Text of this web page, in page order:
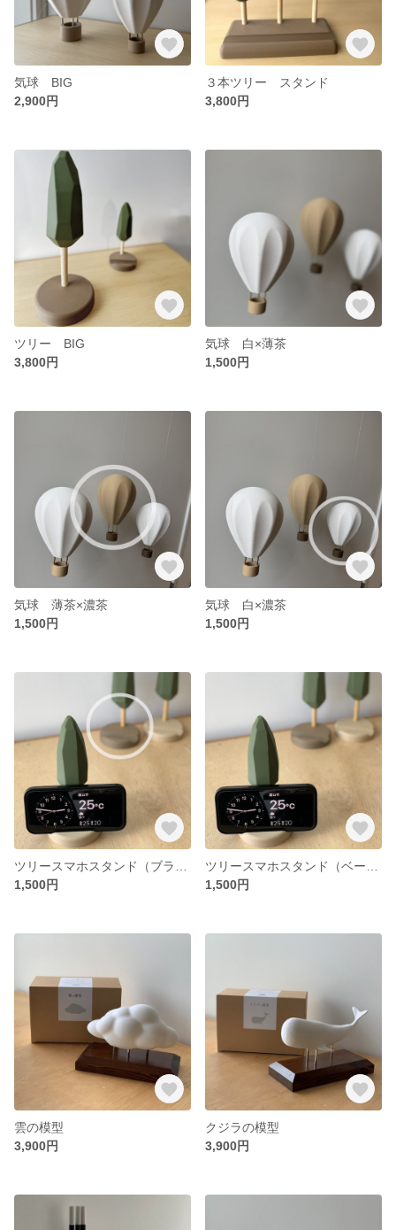
気球 BIG
2,900円
３本ツリー スタンド
3,800円
ツリー BIG
3,800円
気球 白×薄茶
1,500円
気球 薄茶×濃茶
1,500円
気球 白×濃茶
1,500円
1,500円
1,500円
雲の模型
3,900円
クジラの模型
3,900円